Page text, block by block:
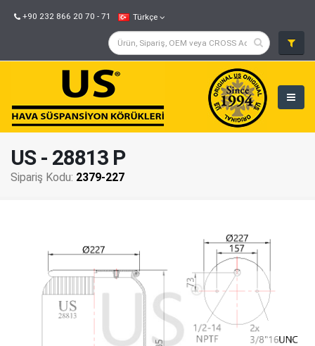
+90 232 866 20 70 - 71 Türkçe
US - 28813 P
Sipariş Kodu: 2379-227